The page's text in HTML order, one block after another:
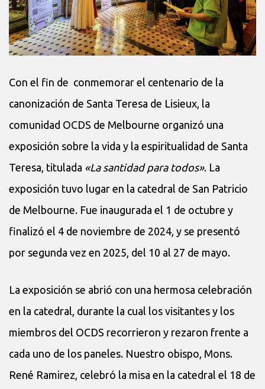
Con el fin de conmemorar el centenario de la
canonización de Santa Teresa de Lisieux, la
comunidad OCDS de Melbourne organizó una
exposición sobre la vida y la espiritualidad de Santa
Teresa, titulada «La santidad para todos». La
exposición tuvo lugar en la catedral de San Patricio
de Melbourne. Fue inaugurada el 1 de octubre y
finalizó el 4 de noviembre de 2024, y se presentó
por segunda vez en 2025, del 10 al 27 de mayo.
La exposición se abrió con una hermosa celebración
en la catedral, durante la cual los visitantes y los
miembros del OCDS recorrieron y rezaron frente a
cada uno de los paneles. Nuestro obispo, Mons.
René Ramirez, celebró la misa en la catedral el 18 de